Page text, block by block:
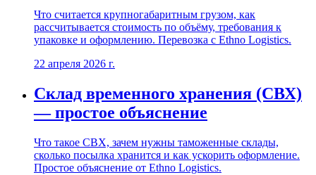
Что считается крупногабаритным грузом, как
рассчитывается стоимость по объёму, требования к
упаковке и оформлению. Перевозка с Ethno Logistics.
22 апреля 2026 г.
Склад временного хранения (СВХ)
— простое объяснение
Что такое СВХ, зачем нужны таможенные склады,
сколько посылка хранится и как ускорить оформление.
Простое объяснение от Ethno Logistics.